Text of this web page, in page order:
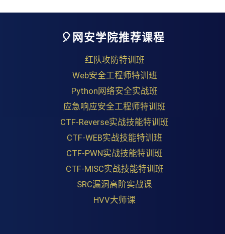
🎈网安学院推荐课程
红队攻防特训班
Web安全工程师特训班
Python网络安全实战班
应急响应安全工程师特训班
CTF-Reverse实战技能特训班
CTF-WEB实战技能特训班
CTF-PWN实战技能特训班
CTF-MISC实战技能特训班
SRC漏洞高阶实战课
HVV大师课